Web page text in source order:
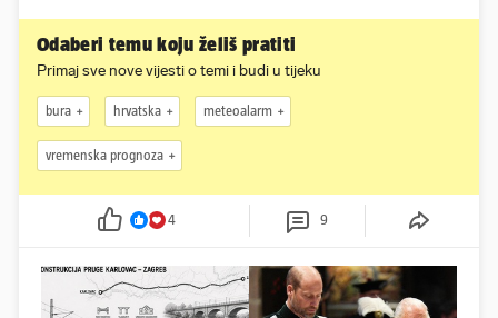
Odaberi temu koju želiš pratiti
Primaj sve nove vijesti o temi i budi u tijeku
bura hrvatska meteoalarm
vremenska prognoza
4 9